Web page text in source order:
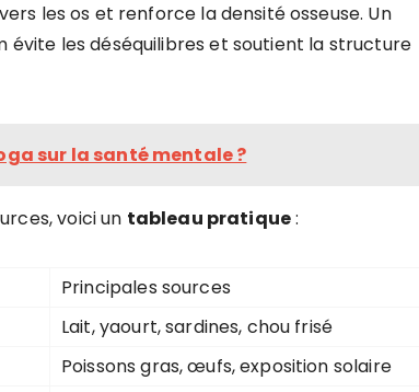
les os et renforce la densité osseuse. Un
évite les déséquilibres et soutient la structure
sur la santé mentale ?
voici un tableau pratique:
Principales sources
Lait, yaourt, sardines, chou frisé
Poissons gras, œufs, exposition solaire